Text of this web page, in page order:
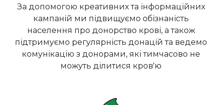
За допомогою креативних та інформаційних
кампаній ми підвищуємо обізнаність
населення про донорство крові, а також
підтримуємо регулярність донацій та ведемо
комунікацію з донорами, які тимчасово не
можуть ділитися кров'ю